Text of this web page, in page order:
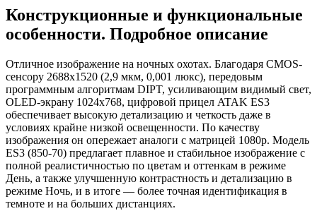
Конструкционные и функциональные
особенности. Подробное описание
Отличное изображение на ночных охотах. Благодаря CMOS-
сенсору 2688x1520 (2,9 мкм, 0,001 люкс), передовым
программным алгоритмам DIPT, усиливающим видимый свет,
OLED-экрану 1024x768, цифровой прицел ATAK ES3
обеспечивает высокую детализацию и четкость даже в
условиях крайне низкой освещенности. По качеству
изображения он опережает аналоги с матрицей 1080p. Модель
ES3 (850-70) предлагает плавное и стабильное изображение с
полной реалистичностью по цветам и оттенкам в режиме
День, а также улучшенную контрастность и детализацию в
режиме Ночь, и в итоге — более точная идентификация в
темноте и на больших дистанциях.